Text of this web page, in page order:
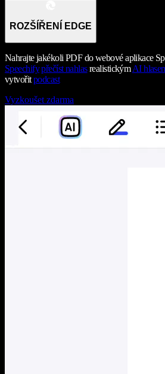
ROZŠÍŘENÍ EDGE
Nahrajte jakékoli PDF do webové aplikace
Speechify přečíst nahlasrealistickýmAI
vytvořitpodcast
Vyzkoušet zdarma